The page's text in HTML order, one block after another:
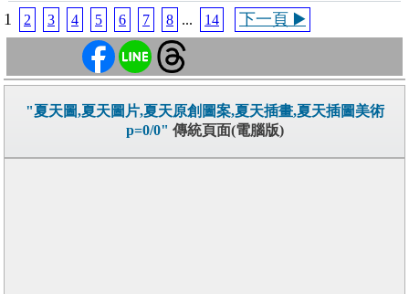
1 2 3 4 5 6 7 8 ... 14 下一頁 ▶️
"夏天圖,夏天圖片,夏天原創圖案,夏天插畫,夏天插圖美術
p=0/0" 傳統頁面(電腦版)